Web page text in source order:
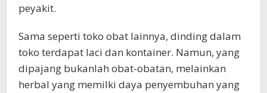
peyakit.
Sama seperti toko obat lainnya, dinding dalam
toko terdapat laci dan kontainer. Namun, yang
dipajang bukanlah obat-obatan, melainkan
herbal yang memilki daya penyembuhan yang